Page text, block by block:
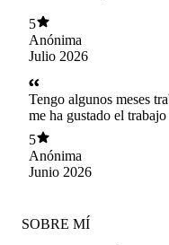
5
Anónima
Julio 2026
Tengo algunos meses
me ha gustado el
cabo. Recomendada
5
Anónima
Junio 2026
SOBRE MÍ